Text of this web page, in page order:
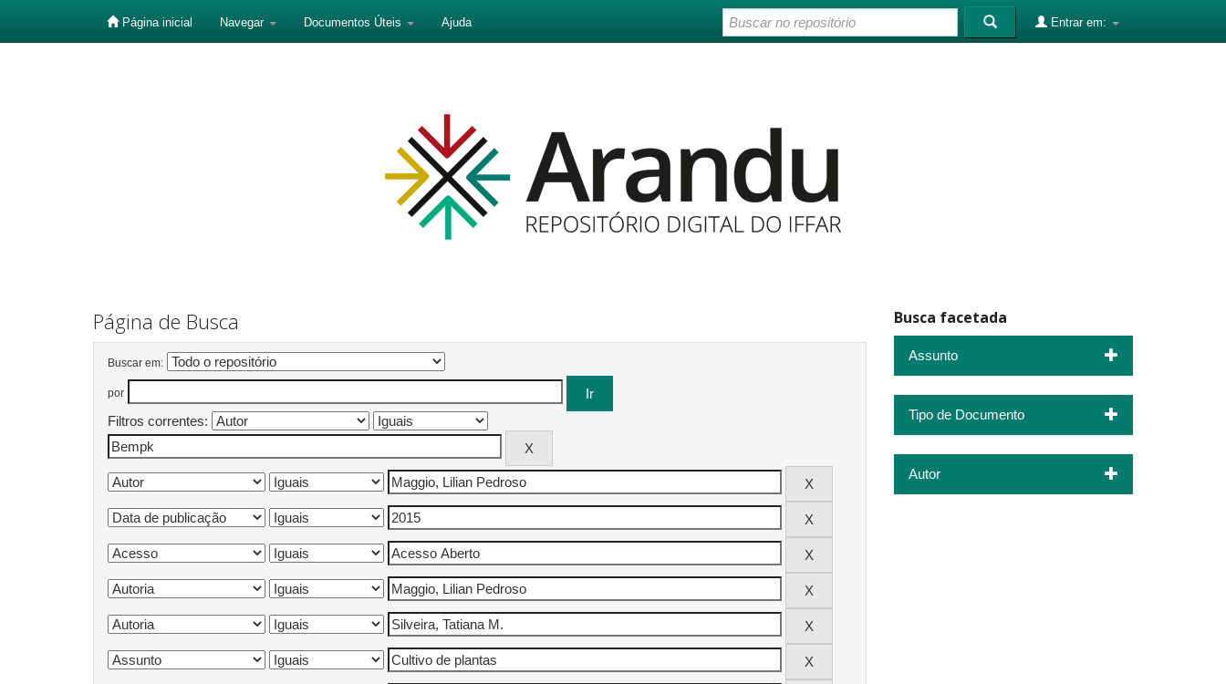
Página inicial Navegar Documentos Úteis Ajuda Entrar em:
Página de Busca
Buscar em:
por
Filtros correntes:
Busca facetada
Assunto
Tipo de Documento
Autor